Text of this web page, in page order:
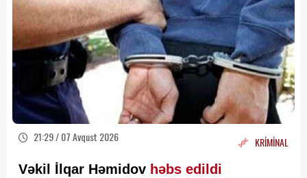
21:29 / 07 Avqust 2026 KRİMİNAL
Vəkil İlqar Həmidov həbs edildi